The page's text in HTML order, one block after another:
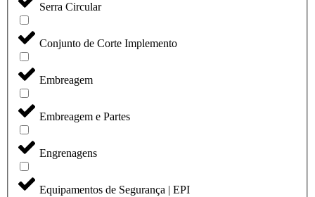
Serra Circular
Conjunto de Corte Implemento
Embreagem
Embreagem e Partes
Engrenagens
Equipamentos de Segurança | EPI